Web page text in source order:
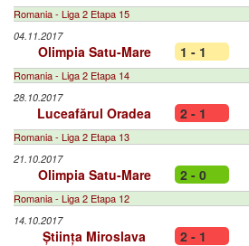
Romania - Liga 2 Etapa 15
04.11.2017
Olimpia Satu-Mare 1 - 1
Romania - Liga 2 Etapa 14
28.10.2017
Luceafărul Oradea 2 - 1
Romania - Liga 2 Etapa 13
21.10.2017
Olimpia Satu-Mare 2 - 0
Romania - Liga 2 Etapa 12
14.10.2017
Știința Miroslava 2 - 1